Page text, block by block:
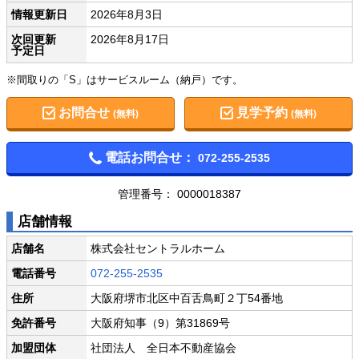
情報更新日
2026年8月3日
次回更新
予定日
2026年8月17日
※間取りの「S」はサービスルーム（納戸）です。
お問合せ (無料) 見学予約(無料)
電話お問合せ： 072-255-2535
管理番号： 0000018387
店舗情報
店舗名
株式会社セントラルホーム
電話番号
072-255-2535
住所
大阪府堺市北区中百舌鳥町２丁54番地
免許番号
大阪府知事（9）第31869号
加盟団体
社団法人 全日本不動産協会